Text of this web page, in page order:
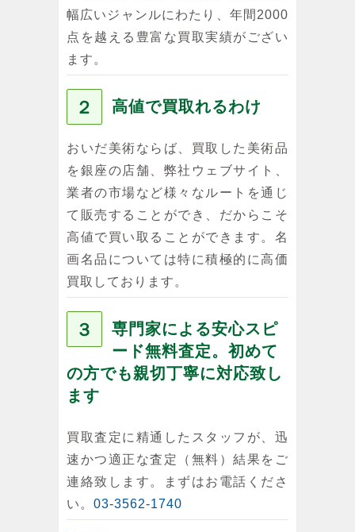
幅広いジャンルにわたり、年間2000
点を越える豊富な買取実績がござい
ます。
２ 高値で買取れるわけ
おいだ美術ならば、買取した美術品
を銀座の店舗、弊社ウェブサイト、
業者の市場など様々なルートを通じ
て販売することができ、だからこそ
高値で買い取ることができます。名
画名品については特に積極的に高価
買取しております。
３
専門家による安心スピ
ード無料査定。初めて
の方でも親切丁寧に対応致し
ます
買取査定に精通したスタッフが、迅
速かつ適正な査定（無料）結果をご
連絡致します。まずはお電話くださ
い。 03-3562-1740